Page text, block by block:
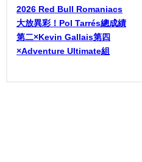
2026 Red Bull Romaniacs
大放異彩！Pol Tarrés總成績
第二×Kevin Gallais第四
×Adventure Ultimate組